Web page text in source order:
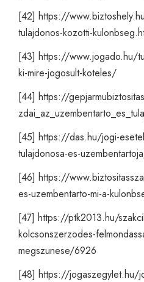
[42] https://
tulajdonos-kozotti-
[43] https://www.jogado.hu/
ki-mire-jogosult-koteles/
[44] https://
[45] https://das.hu/jogi-
tulajdonosa-es-
[46] https://
es-uzembentarto-mi-a-
[47] https://ptk2013.hu/
kolcsonszerzodes-
megszunese/6926
[48] https://jogaszegylet.hu/